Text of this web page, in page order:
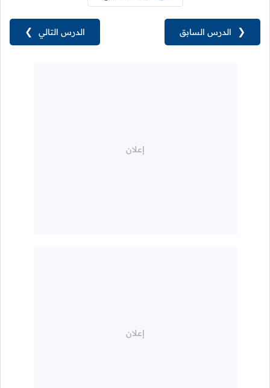
الدرس التالي ❯ ❮ الدرس السابق